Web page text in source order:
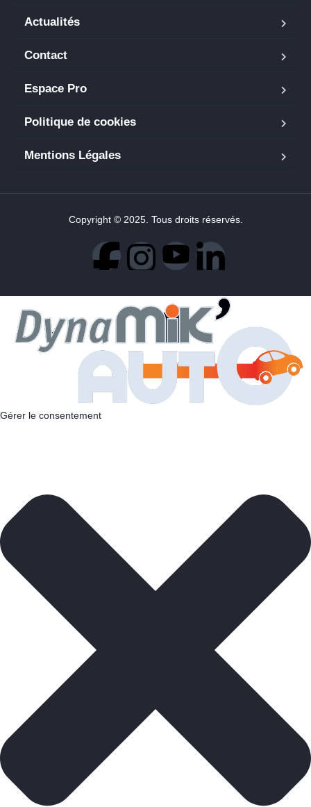
Actualités
Contact
Espace Pro
Politique de cookies
Mentions Légales
Copyright © 2025. Tous droits réservés.
Gérer le consentement